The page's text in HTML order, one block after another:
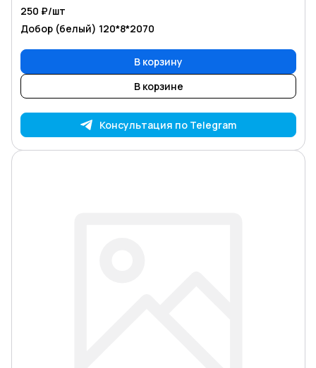
250 ₽/шт
Добор (белый) 120*8*2070
В корзину
В корзине
Консультация по Telegram